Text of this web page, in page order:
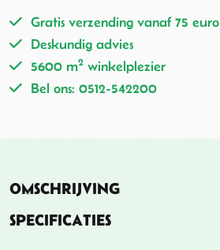
Gratis verzending vanaf 75 euro
Deskundig advies
5600 m2 winkelplezier
Bel ons: 0512-542200
OMSCHRIJVING
SPECIFICATIES